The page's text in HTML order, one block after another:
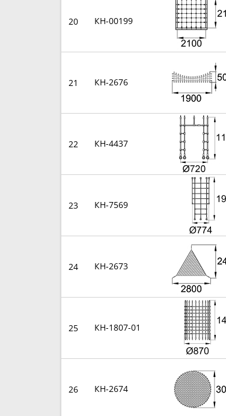
20 КН-00199
21 КН-2676
22 КН-4437
23 КН-7569
24 КН-2673
25 КН-1807-01
26 КН-2674